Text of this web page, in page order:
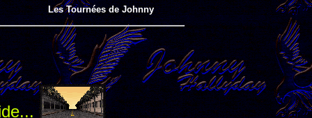
Les Tournées de Johnny